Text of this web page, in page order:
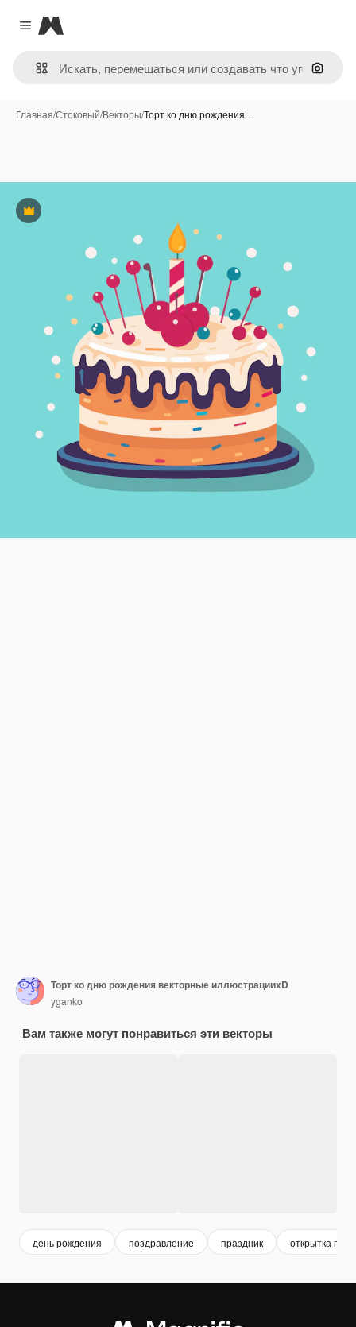
Close menu
Magnific
Поиск
Главная/Стоковый/Векторы/Торт ко дню рождения…
Премиум
Торт ко дню рождения векторные иллюстрацииxD
yganko
Вам также могут понравиться эти векторы
день рождения поздравление праздник открытка